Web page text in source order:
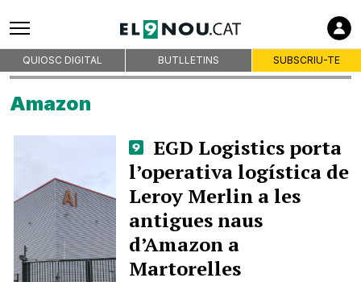
QUIOSC DIGITAL BUTLLETINS SUBSCRIU-TE
Amazon
EGD Logistics porta
l’operativa logística de
Leroy Merlin a les
antigues naus
d’Amazon a
Martorelles